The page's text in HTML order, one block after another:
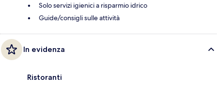
Solo servizi igienici a risparmio idrico
Guide/consigli sulle attività
In evidenza
Ristoranti